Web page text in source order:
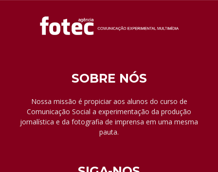
SOBRE NÓS
Nossa missão é propiciar aos alunos do curso de
Comunicação Social a experimentação da produção
jornalística e da fotografia de imprensa em uma mesma
pauta.